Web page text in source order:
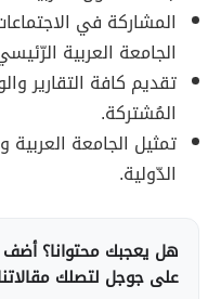
المشاركة في
الجامعة العربية
تقديم كافة التقارير
المُشتركة.
تمثيل الجامعة
الدّولية.
هل يعجبك محتوانا؟
على جوجل لتصلك